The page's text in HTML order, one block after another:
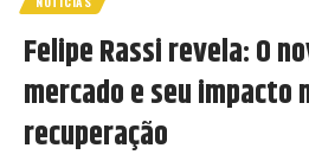
Felipe Rassi revela: O
mercado e seu impacto
recuperação